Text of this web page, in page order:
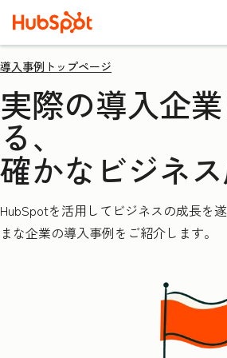
導入事例トップページ
実際の導入企
る、
確かなビジネ
HubSpotを活用してビジネスの成長を
まな企業の導入事例をご紹介します。